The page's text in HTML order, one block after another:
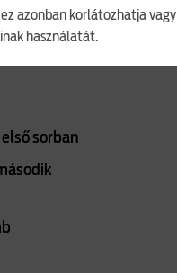
sorban
ez azonban korlátozhatja
használatát.